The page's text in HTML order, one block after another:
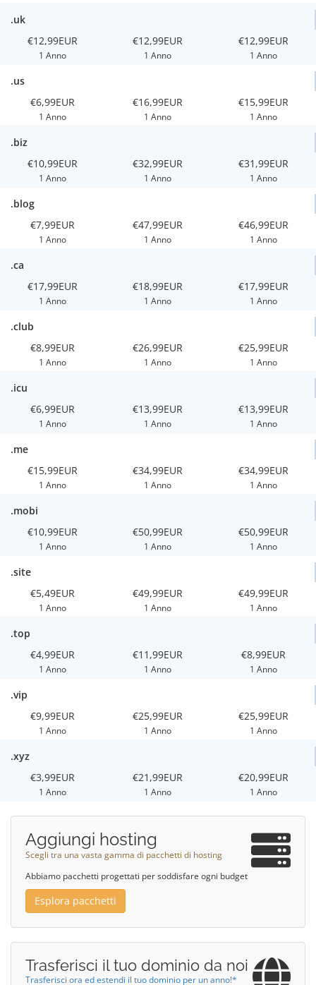
.uk
€12,99EUR
1 Anno
€12,99EUR
1 Anno
€12,99EUR
1 Anno
.us
€6,99EUR
1 Anno
€16,99EUR
1 Anno
€15,99EUR
1 Anno
.biz
€10,99EUR
1 Anno
€32,99EUR
1 Anno
€31,99EUR
1 Anno
.blog
€7,99EUR
1 Anno
€47,99EUR
1 Anno
€46,99EUR
1 Anno
.ca
€17,99EUR
1 Anno
€18,99EUR
1 Anno
€17,99EUR
1 Anno
.club
€8,99EUR
1 Anno
€26,99EUR
1 Anno
€25,99EUR
1 Anno
.icu
€6,99EUR
1 Anno
€13,99EUR
1 Anno
€13,99EUR
1 Anno
.me
€15,99EUR
1 Anno
€34,99EUR
1 Anno
€34,99EUR
1 Anno
.mobi
€10,99EUR
1 Anno
€50,99EUR
1 Anno
€50,99EUR
1 Anno
.site
€5,49EUR
1 Anno
€49,99EUR
1 Anno
€49,99EUR
1 Anno
.top
€4,99EUR
1 Anno
€11,99EUR
1 Anno
€8,99EUR
1 Anno
.vip
€9,99EUR
1 Anno
€25,99EUR
1 Anno
€25,99EUR
1 Anno
.xyz
€3,99EUR
1 Anno
€21,99EUR
1 Anno
€20,99EUR
1 Anno
Aggiungi hosting
Scegli tra una vasta gamma di pacchetti di hosting
Abbiamo pacchetti progettati per soddisfare ogni budget
Esplora pacchetti
Trasferisci il tuo dominio da noi
Trasferisci ora ed estendi il tuo dominio per un anno!*